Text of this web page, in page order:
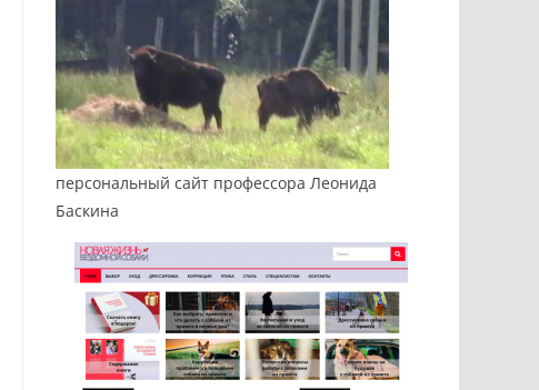
персональный сайт профессора Леонида
Баскина